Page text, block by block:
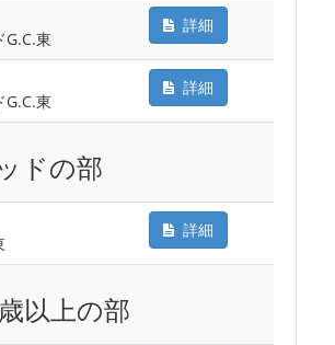
G.C.東
詳細
G.C.東
詳細
ドの部
詳細
以上の部